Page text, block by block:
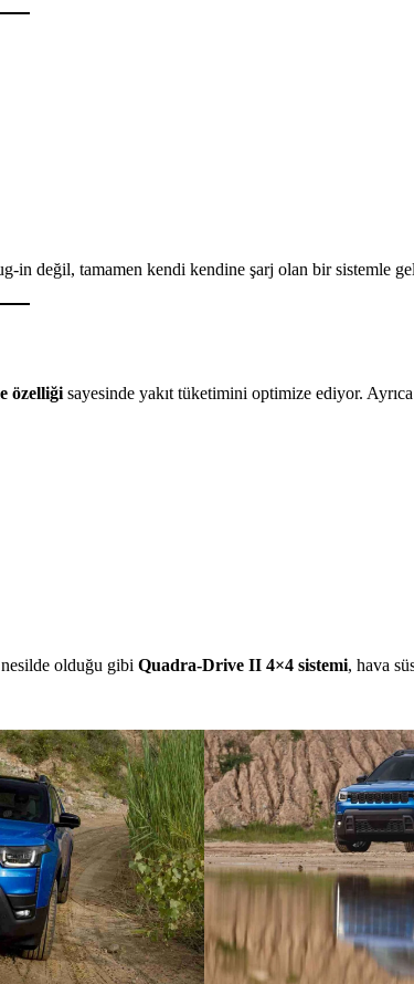
in değil, tamamen kendi kendine şarj olan bir sistemle
özelliğisayesinde yakıt tüketimini optimize ediyor.
nesilde olduğu gibi Quadra-Drive II 4×4 sistemi, hava